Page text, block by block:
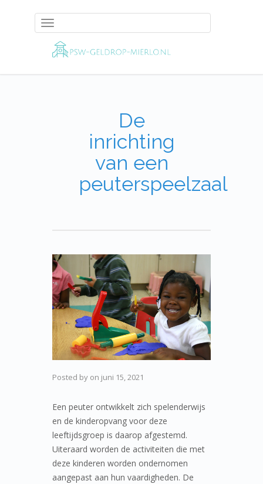
navigation
De
inrichting
van een
peuterspeelzaal
Posted by on juni 15, 2021
Een peuter ontwikkelt zich spelenderwijs
en de kinderopvang voor deze
leeftijdsgroep is daarop afgestemd.
Uiteraard worden de activiteiten die met
deze kinderen worden ondernomen
aangepast aan hun vaardigheden. De